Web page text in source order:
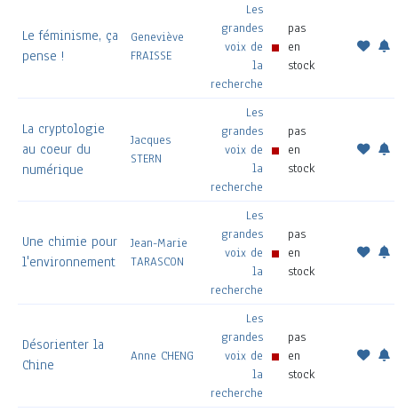
Le féminisme, ça
pense !
Geneviève
FRAISSE
Les
grandes
voix de
la
recherche
pas
en
stock
La cryptologie
au coeur du
numérique
Jacques
STERN
Les
grandes
voix de
la
recherche
pas
en
stock
Une chimie pour
l'environnement
Jean-Marie
TARASCON
Les
grandes
voix de
la
recherche
pas
en
stock
Désorienter la
Chine
Anne CHENG
Les
grandes
voix de
la
recherche
pas
en
stock